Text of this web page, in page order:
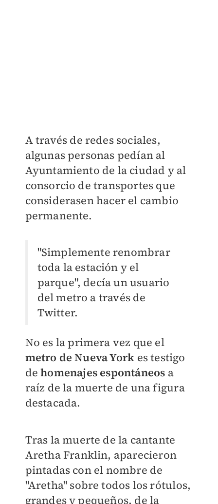
A través de redes sociales,
algunas personas pedían al
Ayuntamiento de la ciudad y al
consorcio de transportes que
considerasen hacer el cambio
permanente.
"Simplemente renombrar
toda la estación y el
parque", decía un usuario
del metro a través de
Twitter.
No es la primera vez que el
metro de Nueva York es testigo
dehomenajes espontáneos a
raíz de la muerte de una figura
destacada.
Tras la muerte de la cantante
Aretha Franklin, aparecieron
pintadas con el nombre de
"Aretha" sobre todos los rótulos,
grandes y pequeños, de la